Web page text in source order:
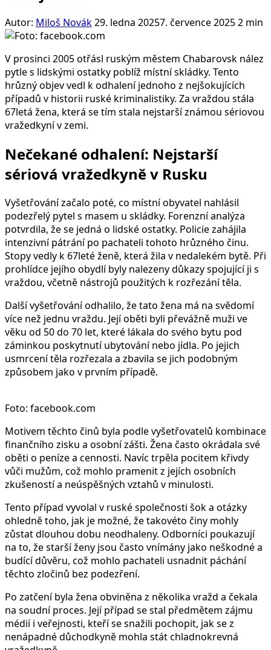
Autor: Miloš Novák29. ledna 20257. července 20252 min
V prosinci 2005 otřásl ruským městem Chabarovsk nález
pytle s lidskými ostatky poblíž místní skládky. Tento
hrůzný objev vedl k odhalení jednoho z nejšokujících
případů v historii ruské kriminalistiky. Za vraždou stála
67letá žena, která se tím stala nejstarší známou sériovou
vražedkyní v zemi.
Nečekané odhalení: Nejstarší
sériová vražedkyně v Rusku
Vyšetřování začalo poté, co místní obyvatel nahlásil
podezřelý pytel s masem u skládky. Forenzní analýza
potvrdila, že se jedná o lidské ostatky. Policie zahájila
intenzivní pátrání po pachateli tohoto hrůzného činu.
Stopy vedly k 67leté ženě, která žila v nedalekém bytě. Při
prohlídce jejího obydlí byly nalezeny důkazy spojující ji s
vraždou, včetně nástrojů použitých k rozřezání těla.
Další vyšetřování odhalilo, že tato žena má na svědomí
více než jednu vraždu. Její oběti byli převážně muži ve
věku od 50 do 70 let, které lákala do svého bytu pod
záminkou poskytnutí ubytování nebo jídla. Po jejich
usmrcení těla rozřezala a zbavila se jich podobným
způsobem jako v prvním případě.
Foto: facebook.com
Motivem těchto činů byla podle vyšetřovatelů kombinace
finančního zisku a osobní zášti. Žena často okrádala své
oběti o peníze a cennosti. Navíc trpěla pocitem křivdy
vůči mužům, což mohlo pramenit z jejích osobních
zkušeností a neúspěšných vztahů v minulosti.
Tento případ vyvolal v ruské společnosti šok a otázky
ohledně toho, jak je možné, že takovéto činy mohly
zůstat dlouhou dobu neodhaleny. Odborníci poukazují
na to, že starší ženy jsou často vnímány jako neškodné a
budící důvěru, což mohlo pachateli usnadnit páchání
těchto zločinů bez podezření.
Po zatčení byla žena obviněna z několika vražd a čekala
na soudní proces. Její případ se stal předmětem zájmu
médií i veřejnosti, kteří se snažili pochopit, jak se z
nenápadné důchodkyně mohla stát chladnokrevná